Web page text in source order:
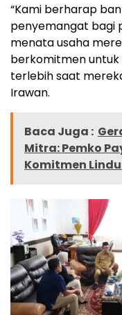
“Kami berharap
penyemangat bagi
menata usaha
berkomitmen
terlebih saat
Irawan.
Baca Juga :
Mitra: Pemko
Komitmen